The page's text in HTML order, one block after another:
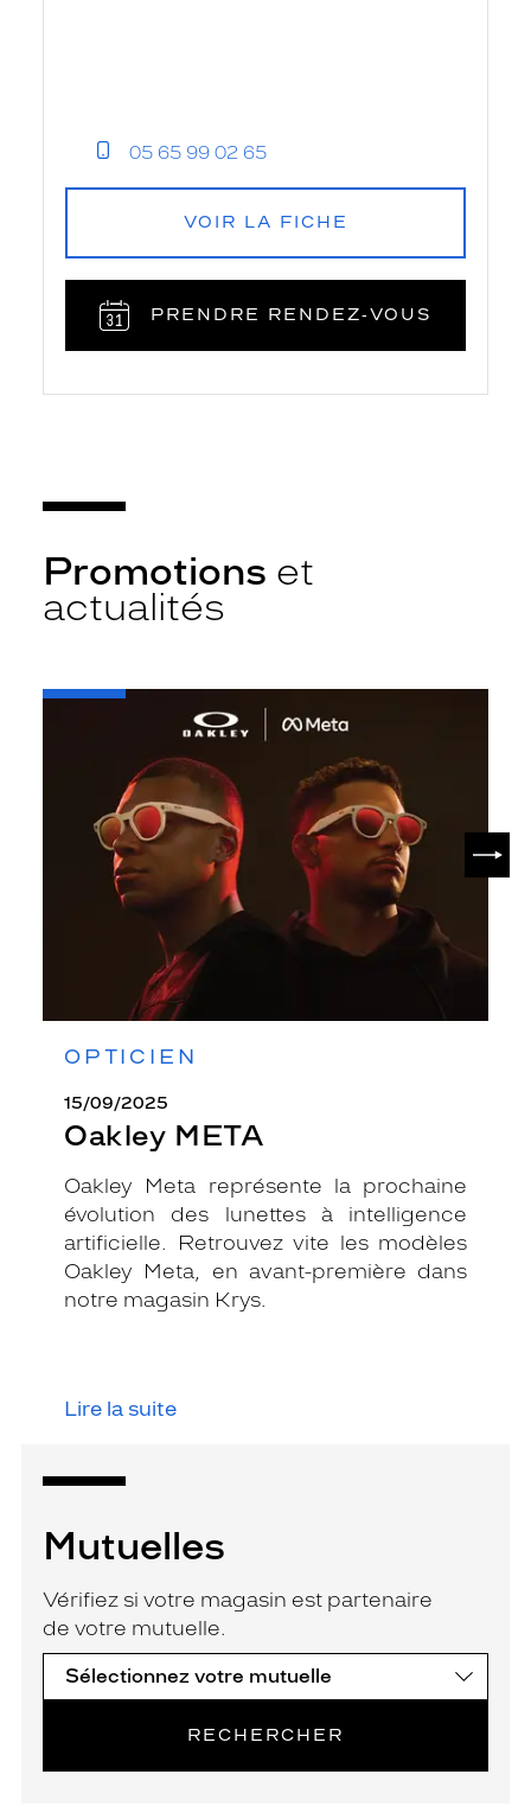
05 65 99 02 65
VOIR LA FICHE
PRENDRE RENDEZ‑VOUS
Promotions et
actualités
OPTICIEN
15/09/2025
Oakley META
Oakley Meta représente la prochaine
évolution des lunettes à intelligence
artificielle. Retrouvez vite les modèles
Oakley Meta, en avant-première dans
notre magasin Krys.
Lire la suite
-
Mutuelles
Vérifiez si votre magasin est partenaire
de votre mutuelle.
RECHERCHER